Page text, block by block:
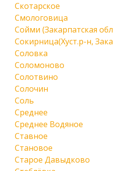
Скотарское
Смологовица
Сойми (Закарпатская
Сокирница(Хуст.р-н,
Соловка
Соломоново
Солотвино
Солочин
Соль
Среднее
Среднее Водяное
Ставное
Становое
Старое Давыдково